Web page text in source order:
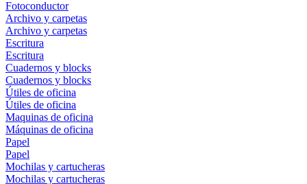
Fotoconductor
Archivo y carpetas
Archivo y carpetas
Escritura
Escritura
Cuadernos y blocks
Cuadernos y blocks
Útiles de oficina
Útiles de oficina
Maquinas de oficina
Máquinas de oficina
Papel
Papel
Mochilas y cartucheras
Mochilas y cartucheras